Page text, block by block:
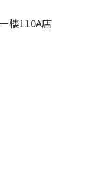
樓110A店